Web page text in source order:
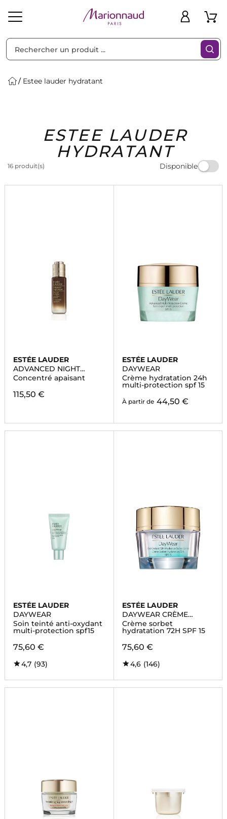
Solaire Homme Marques Idées
Cadeaux
Bons
Plans
Estee lauder hydratant
ESTEE LAUDER
HYDRATANT
16 produit(s) Disponible
Filtres
ESTÉE LAUDER
ADVANCED NIGHT
REPAIR
Concentré apaisant
115,50 €
ESTÉE LAUDER
DAYWEAR
Crème hydratation 24h
multi-protection spf 15
À partir de 44,50 €
ESTÉE LAUDER
DAYWEAR
Soin teinté anti-oxydant
multi-protection spf15
75,60 €
4,7 (93)
ESTÉE LAUDER
DAYWEAR CRÈME
HYDRATANTE
Crème sorbet
hydratation 72H SPF 15
75,60 €
4,6 (146)